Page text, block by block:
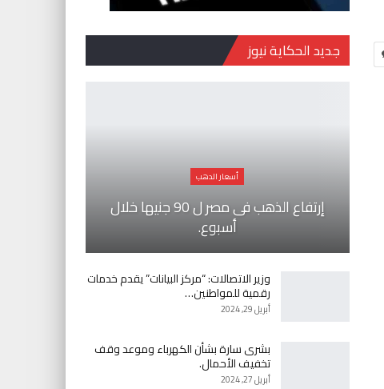
جديد الحكاية نيوز
أسعار الدهب
إرتفاع الذهب فى مصر ل 90 جنيها خلال
أسبوع.
وزير الاتصالات: “مركز البيانات” يقدم خدمات
رقمية للمواطنين…
أبريل 29, 2024
بشرى سارة بشأن الكهرباء وموعد وقف
تخفيف الأحمال.
أبريل 27, 2024